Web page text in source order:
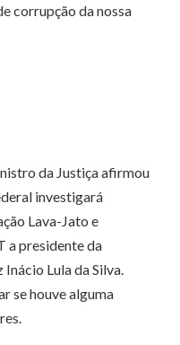
corrupção da nossa
da Justiça afirmou
investigará
Lava-Jato e
a presidente da
Lula da Silva.
se houve alguma